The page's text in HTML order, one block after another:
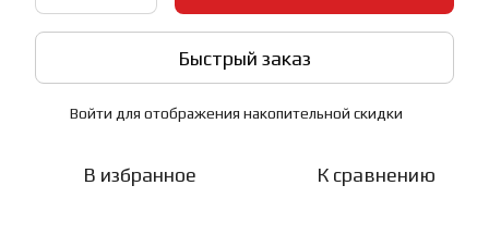
Быстрый заказ
Войти для отображения накопительной скидки
В избранное К сравнению